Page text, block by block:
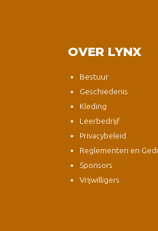
OVER LYNX
Bestuur
Geschiedenis
Kleding
Leerbedrijf
Privacybeleid
Reglementen en
Sponsors
Vrijwilligers